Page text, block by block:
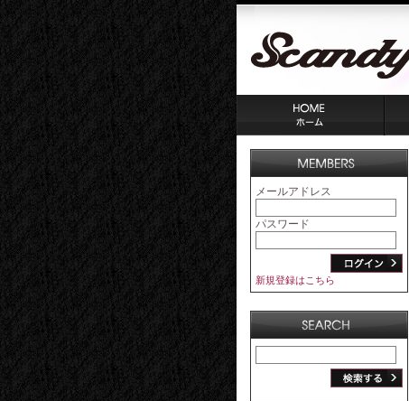
メールアドレス
パスワード
新規登録はこちら